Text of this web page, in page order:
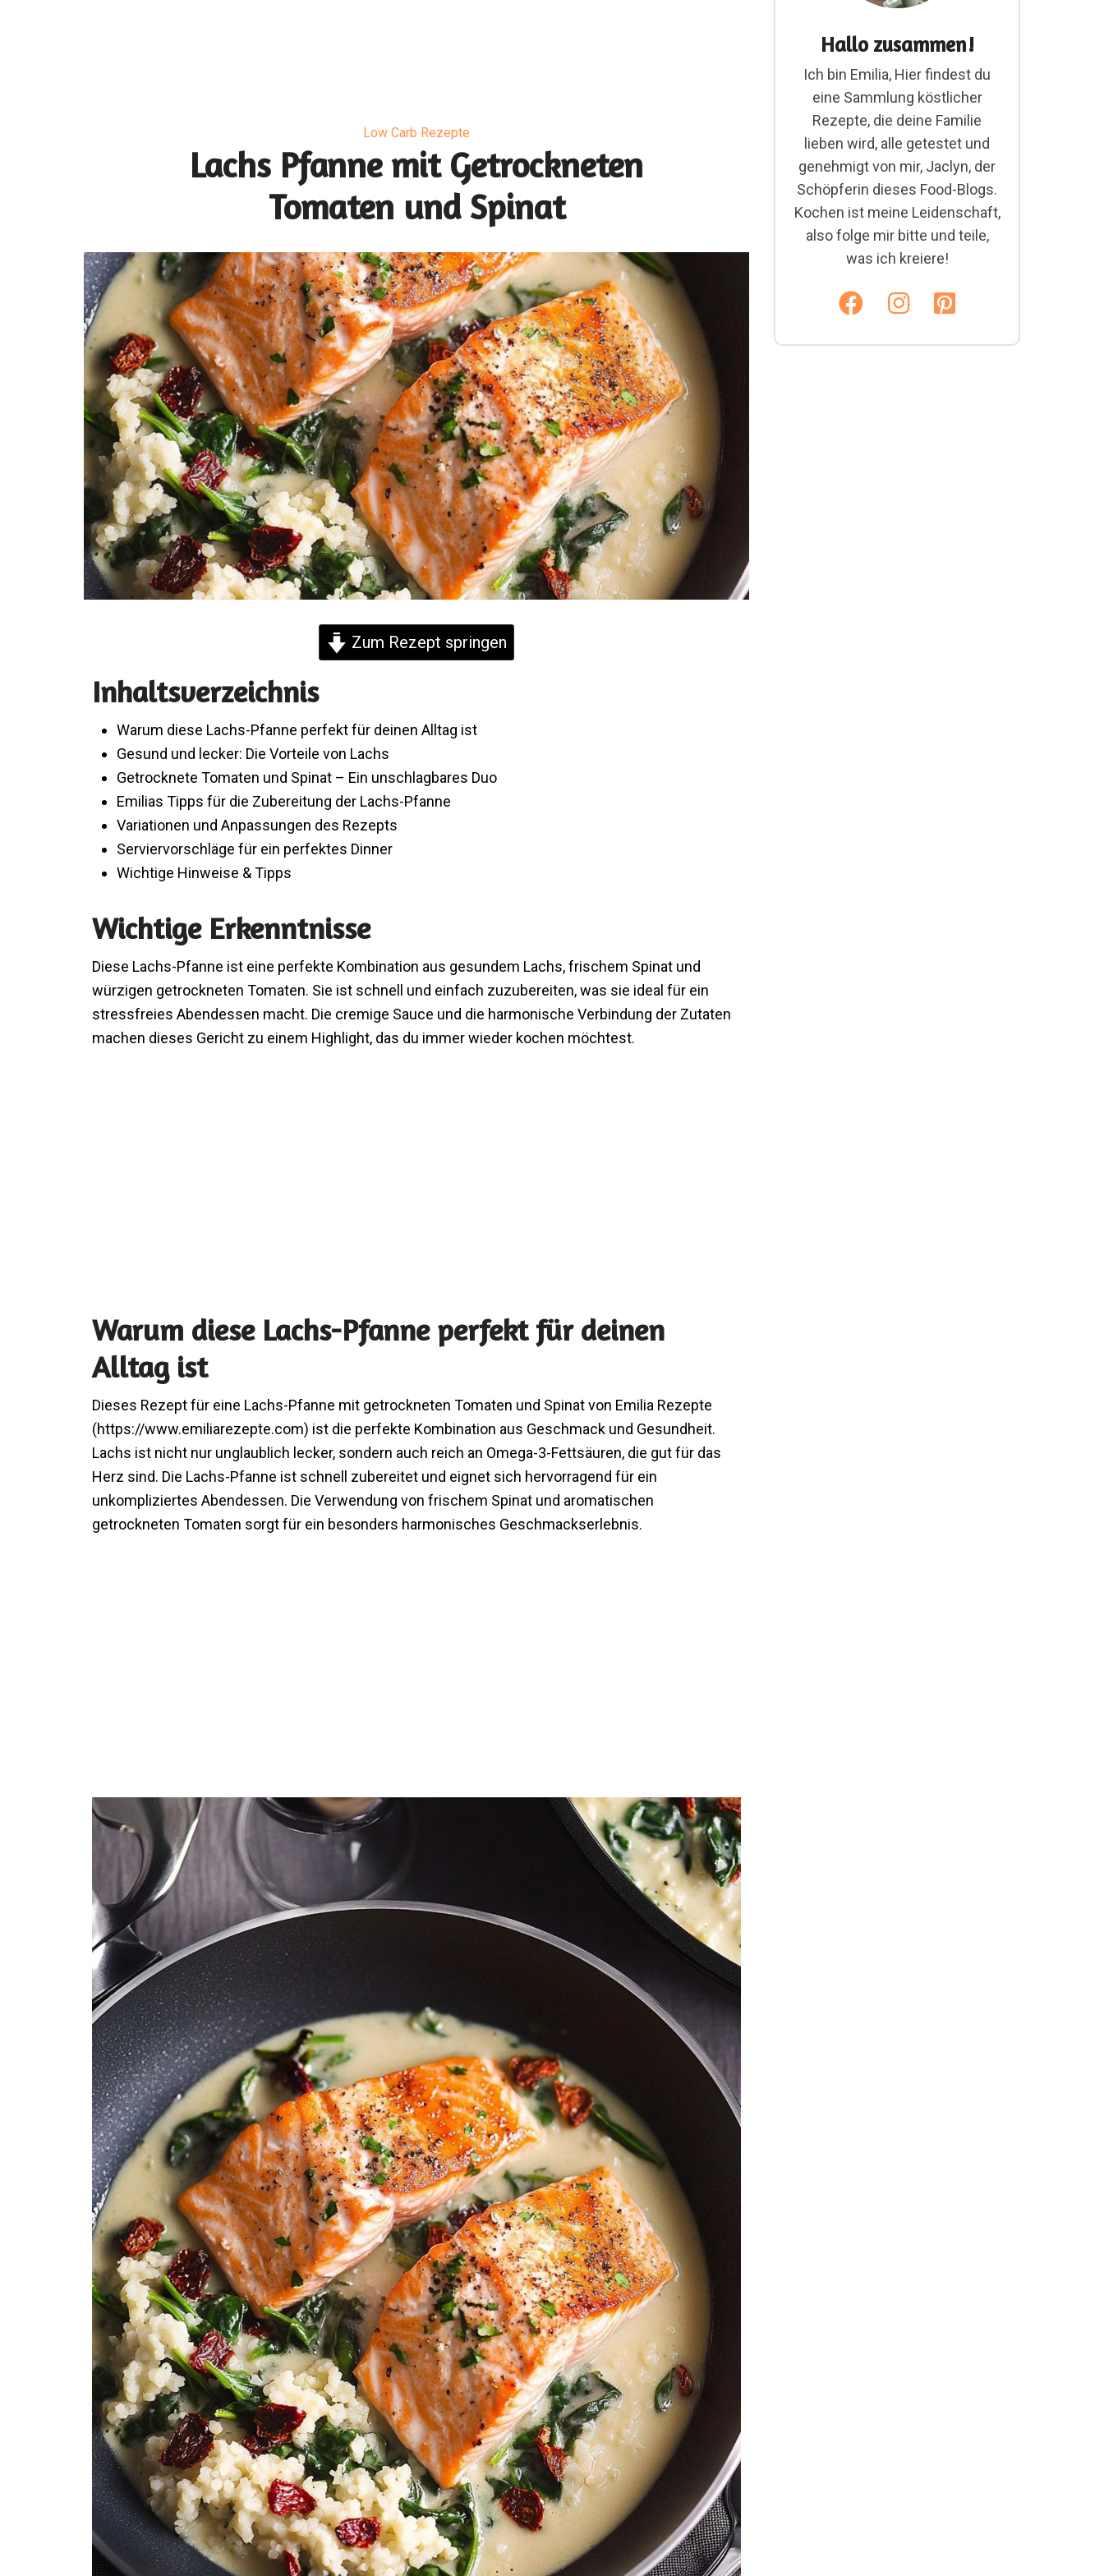
Low Carb Rezepte
Lachs Pfanne mit Getrockneten
Tomaten und Spinat
Zum Rezept springen
Inhaltsverzeichnis
Warum diese Lachs-Pfanne perfekt für deinen Alltag ist
Gesund und lecker: Die Vorteile von Lachs
Getrocknete Tomaten und Spinat – Ein unschlagbares Duo
Emilias Tipps für die Zubereitung der Lachs-Pfanne
Variationen und Anpassungen des Rezepts
Serviervorschläge für ein perfektes Dinner
Wichtige Hinweise & Tipps
Wichtige Erkenntnisse
Diese Lachs-Pfanne ist eine perfekte Kombination aus gesundem Lachs, frischem Spinat und
würzigen getrockneten Tomaten. Sie ist schnell und einfach zuzubereiten, was sie ideal für ein
stressfreies Abendessen macht. Die cremige Sauce und die harmonische Verbindung der Zutaten
machen dieses Gericht zu einem Highlight, das du immer wieder kochen möchtest.
Warum diese Lachs-Pfanne perfekt für deinen
Alltag ist
Dieses Rezept für eine Lachs-Pfanne mit getrockneten Tomaten und Spinat von Emilia Rezepte
(https://www.emiliarezepte.com) ist die perfekte Kombination aus Geschmack und Gesundheit.
Lachs ist nicht nur unglaublich lecker, sondern auch reich an Omega-3-Fettsäuren, die gut für das
Herz sind. Die Lachs-Pfanne ist schnell zubereitet und eignet sich hervorragend für ein
unkompliziertes Abendessen. Die Verwendung von frischem Spinat und aromatischen
getrockneten Tomaten sorgt für ein besonders harmonisches Geschmackserlebnis.
Hallo zusammen!
Ich bin Emilia, Hier findest du
eine Sammlung köstlicher
Rezepte, die deine Familie
lieben wird, alle getestet und
genehmigt von mir, Jaclyn, der
Schöpferin dieses Food-Blogs.
Kochen ist meine Leidenschaft,
also folge mir bitte und teile,
was ich kreiere!